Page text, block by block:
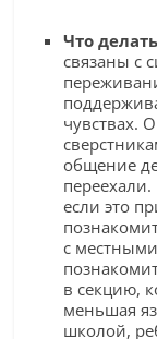
Что делать
связаны с
чувствах.
общение
переехали.
если это
с
в секцию,
меньшая
школой,